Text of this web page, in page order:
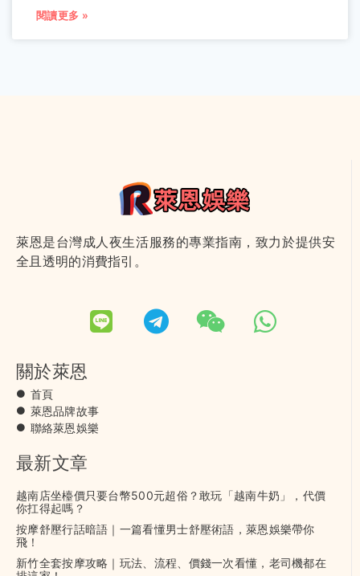
閱讀更多 »
萊恩是台灣成人夜生活服務的專業指南，致力於提供安
全且透明的消費指引。
關於萊恩
首頁
萊恩品牌故事
聯絡萊恩娛樂
最新文章
越南店坐檯價只要台幣500元超俗？敢玩「越南牛奶」，代價
你扛得起嗎？
按摩舒壓行話暗語｜一篇看懂男士舒壓術語，萊恩娛樂帶你
飛！
新竹全套按摩攻略｜玩法、流程、價錢一次看懂，老司機都在